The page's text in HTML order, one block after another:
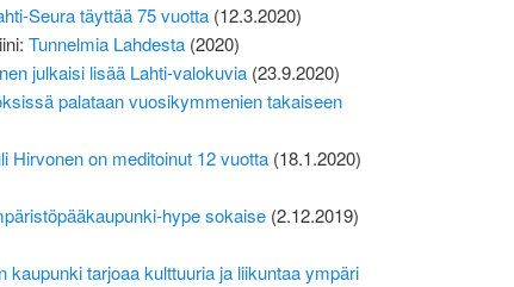
Seura täyttää 75 vuotta(12.3.2020)
Tunnelmia Lahdesta(2020)
julkaisi lisää Lahti-valokuvia(23.9.2020)
palataan vuosikymmenien takaiseen
Hirvonen on meditoinut 12 vuotta(18.1.2020)
hype sokaise(2.12.2019)
kaupunki tarjoaa kulttuuria ja liikuntaa ympäri